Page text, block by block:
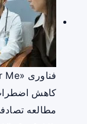
کاهش
مطالعه